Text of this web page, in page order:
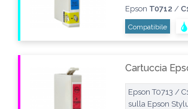
Epson T0712 /
Compatibile
Cartuccia
Epson T0713 /
sulla Epson